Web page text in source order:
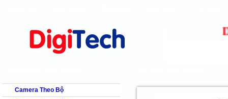
products
Camera Theo Bộ